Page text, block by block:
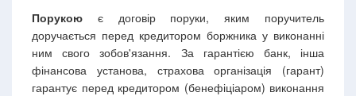
Порукою є договір поруки, яким поручитель
доручається перед кредитором боржника у виконанні
ним свого зобов'язання. За гарантією банк, інша
фінансова установа, страхова організація (гарант)
гарантує перед кредитором (бенефіціаром) виконання